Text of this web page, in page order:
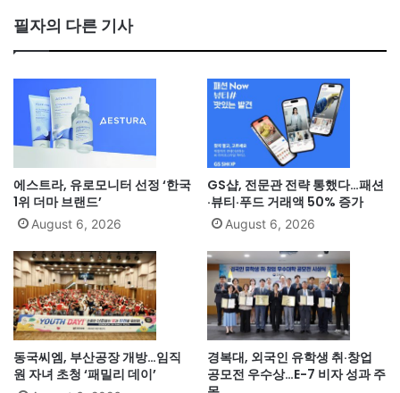
필자의 다른 기사
에스트라, 유로모니터 선정 ‘한국
1위 더마 브랜드’
August 6, 2026
GS샵, 전문관 전략 통했다…패션
·뷰티·푸드 거래액 50% 증가
August 6, 2026
동국씨엠, 부산공장 개방…임직
원 자녀 초청 ‘패밀리 데이’
경복대, 외국인 유학생 취·창업
공모전 우수상…E-7 비자 성과 주